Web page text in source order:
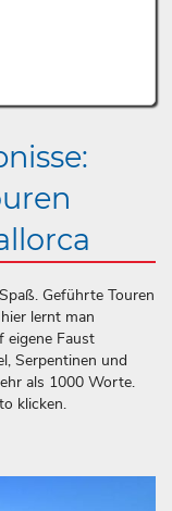
Geführte Touren
lernt man
eigene Faust
Serpentinen und
als 1000 Worte.
klicken.